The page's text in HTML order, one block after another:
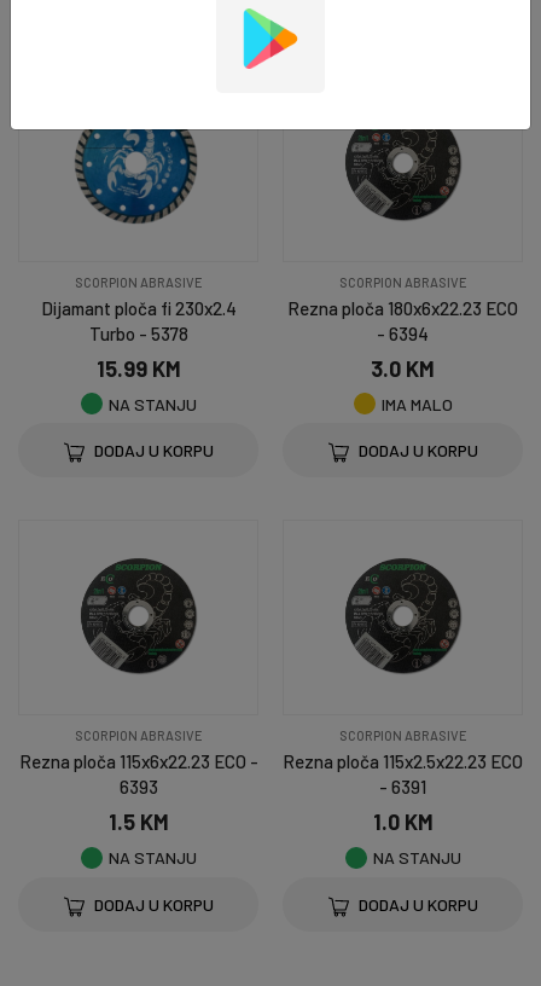
SCORPION ABRASIVE
Dijamant ploča fi 230x2.4
Turbo - 5378
15.99 KM
NA STANJU
DODAJ U KORPU
SCORPION ABRASIVE
Rezna ploča 180x6x22.23 ECO
- 6394
3.0 KM
IMA MALO
DODAJ U KORPU
SCORPION ABRASIVE
Rezna ploča 115x6x22.23 ECO -
6393
1.5 KM
NA STANJU
DODAJ U KORPU
SCORPION ABRASIVE
Rezna ploča 115x2.5x22.23 ECO
- 6391
1.0 KM
NA STANJU
DODAJ U KORPU